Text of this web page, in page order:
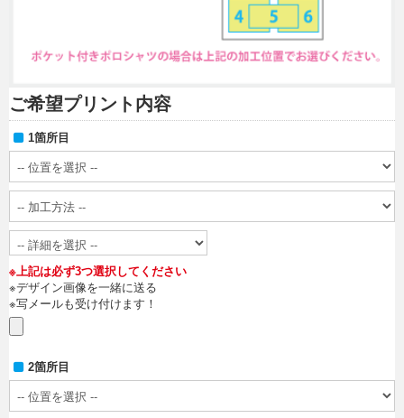
ご希望プリント内容
1箇所目
※上記は必ず3つ選択してください
※デザイン画像を一緒に送る
※写メールも受け付けます！
2箇所目